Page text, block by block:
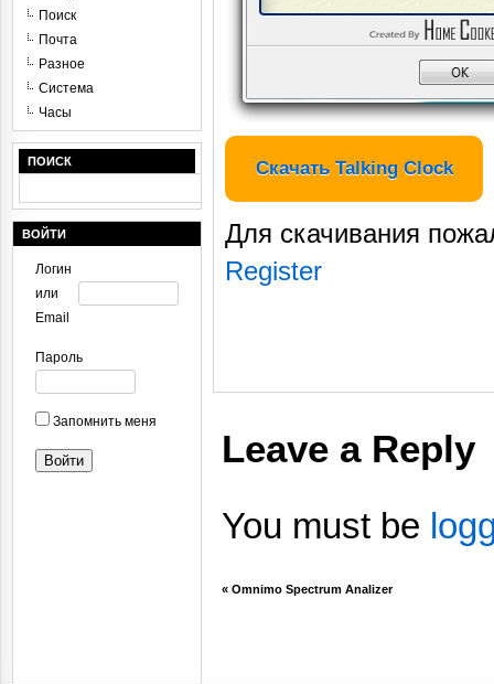
Скачать Talking Clock
Для скачивания
Register
Leave a Reply
You must be
«Omnimo Spectrum Analizer
Поиск
Почта
Разное
Система
Часы
ПОИСК
ВОЙТИ
Логин
или
Email
Пароль
Запомнить меня